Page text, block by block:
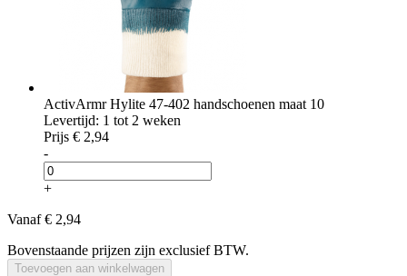
ActivArmr Hylite 47-402 handschoenen maat 10
Levertijd: 1 tot 2 weken
Prijs € 2,94
-
+
Vanaf € 2,94
Bovenstaande prijzen zijn exclusief BTW.
Toevoegen aan winkelwagen